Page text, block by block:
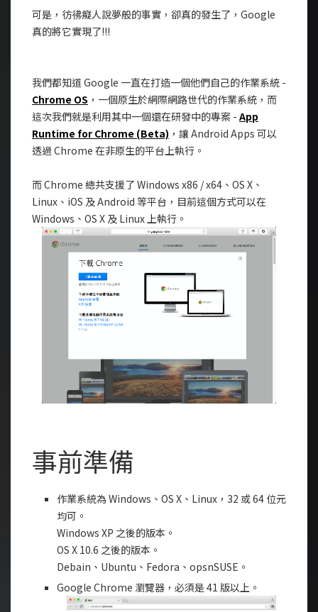
可是，彷彿癡人說夢般的事實，卻真的發生了，Google
真的將它實現了!!!
我們都知道 Google 一直在打造一個他們自己的作業系統 -
Chrome OS ，一個原生於網際網路世代的作業系統，而
這次我們就是利用其中一個還在研發中的專案 - App
Runtime for Chrome (Beta) ，讓 Android Apps 可以
透過 Chrome 在非原生的平台上執行。
而 Chrome 總共支援了 Windows x86 / x64、OS X、
Linux、iOS 及 Android 等平台，目前這個方式可以在
Windows、OS X 及 Linux 上執行。
事前準備
作業系統為 Windows、OS X、Linux，32 或 64 位元
均可。
Windows XP 之後的版本。
OS X 10.6 之後的版本。
Debain、Ubuntu、Fedora、opsnSUSE。
Google Chrome 瀏覽器，必須是 41 版以上。